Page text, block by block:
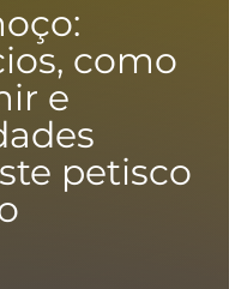
como
e
petisco